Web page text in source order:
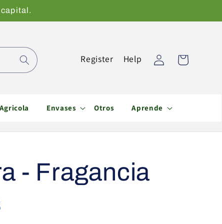
Agricola Envases Otros Aprende
Register Help
Iniciar
sesión
Carrito
- Fragancia